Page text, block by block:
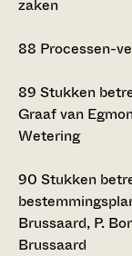
zaken
88 Processen-
89 Stukken
Graaf van
Wetering
90 Stukken
Brussaard, P.
Brussaard